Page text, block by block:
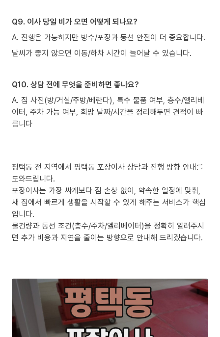
Q9. 이사 당일 비가 오면 어떻게 되나요?
A. 진행은 가능하지만 방수/포장과 동선 안전이 더 중요합니다.
날씨가 좋지 않으면 이동/하차 시간이 늘어날 수 있습니다.
Q10. 상담 전에 무엇을 준비하면 좋나요?
A. 짐 사진(방/거실/주방/베란다), 특수 물품 여부, 층수/엘리베
이터, 주차 가능 여부, 희망 날짜/시간을 정리해두면 견적이 빠
릅니다
평택동 전 지역에서 평택동 포장이사 상담과 진행 방향 안내를
도와드립니다.
포장이사는 가장 싸게보다 짐 손상 없이, 약속한 일정에 맞춰,
새 집에서 빠르게 생활을 시작할 수 있게 해주는 서비스가 핵심
입니다.
물건량과 동선 조건(층수/주차/엘리베이터)을 정확히 알려주시
면 추가 비용과 지연을 줄이는 방향으로 안내해 드리겠습니다.